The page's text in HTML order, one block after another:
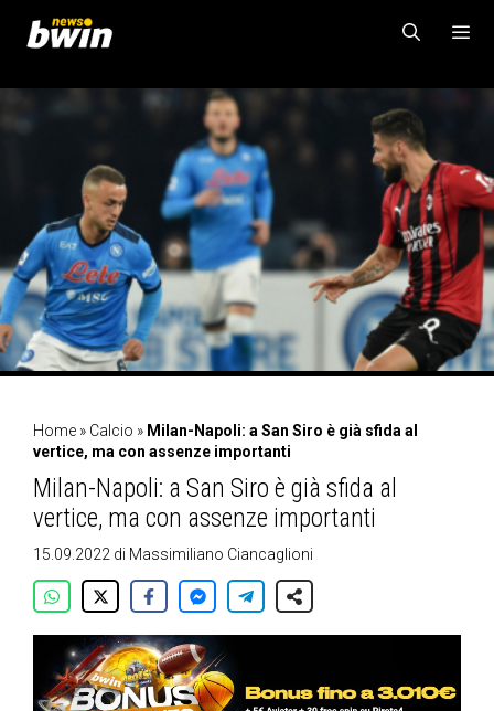
contenuto
Home » Calcio » Milan-Napoli: a San Siro è già sfida al
vertice, ma con assenze importanti
Milan-Napoli: a San Siro è già sfida al
vertice, ma con assenze importanti
15.09.2022 di Massimiliano Ciancaglioni